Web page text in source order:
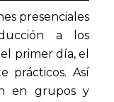
presenciales
a los
primer día, el
prácticos. Así
en grupos y